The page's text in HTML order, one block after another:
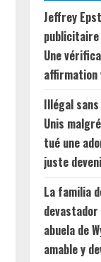
Jeffrey
publicitaire
Une
affirmation
Illégal
Unis
tué une
juste
La familia
abuela de
amable y